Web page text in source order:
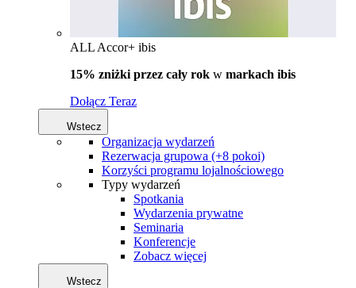
ALL Accor+ ibis
15% zniżki przez cały rok w markach ibis
Dołącz Teraz
Wstecz
Organizacja wydarzeń
Rezerwacja grupowa (+8 pokoi)
Korzyści programu lojalnościowego
Typy wydarzeń
Spotkania
Wydarzenia prywatne
Seminaria
Konferencje
Zobacz więcej
Wstecz